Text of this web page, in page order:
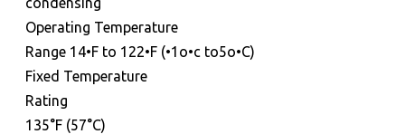
Operating Temperature
Range 14•F to 122•F (•1o•c to5o•C)
Fixed Temperature
Rating
135°F (57°C)